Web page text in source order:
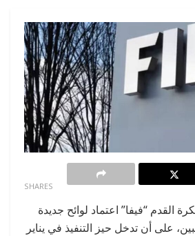
SHARES
القدم “فيفا” اعتماد لوائح جديدة
على أن تدخل حيز التنفيذ في يناير